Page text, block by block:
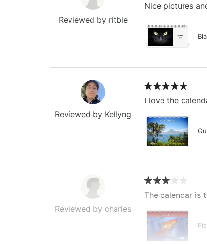
Reviewed by ritbie
Nice pictures
Reviewed by Kellyng
I love the
Reviewed by charles
The calendar is